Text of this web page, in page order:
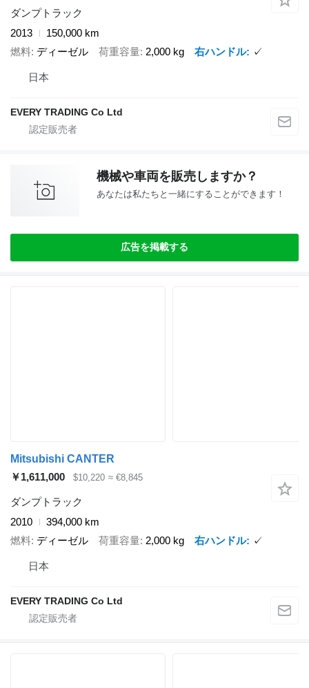
ダンプトラック
2013
150,000 km
燃料 ディーゼル 荷重容量 2,000 kg 右ハンドル ✓
日本
EVERY TRADING Co Ltd
機械や車両を販売しますか？
あなたは私たちと一緒にすることができます！
広告を掲載する
Mitsubishi CANTER
￥1,611,000
$10,220 ≈ €8,845
ダンプトラック
2010
394,000 km
燃料 ディーゼル 荷重容量 2,000 kg 右ハンドル ✓
日本
EVERY TRADING Co Ltd